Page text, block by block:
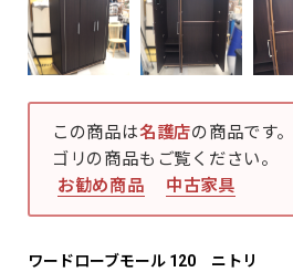
この商品は名護店の商品です
ゴリの商品もご覧ください。
お勧め商品
中古家具
ワードローブモール 120 ニトリ